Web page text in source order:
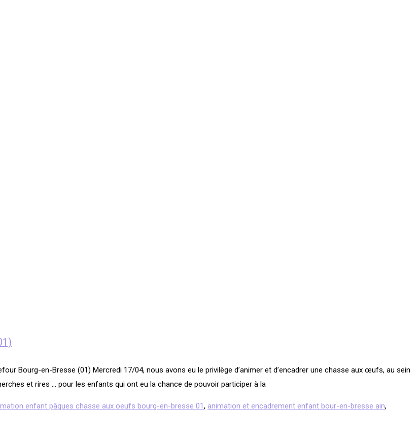
Bourg-en-Bresse (01) Mercredi 17/04, nous avons eu le privilège d’animer et d’encadrer une chasse aux œufs, au sein
et rires … pour les enfants qui ont eu la chance de pouvoir participer à la
enfant pâques chasse aux oeufs bourg-en-bresse 01, animation et encadrement enfant bour-en-bresse ain,